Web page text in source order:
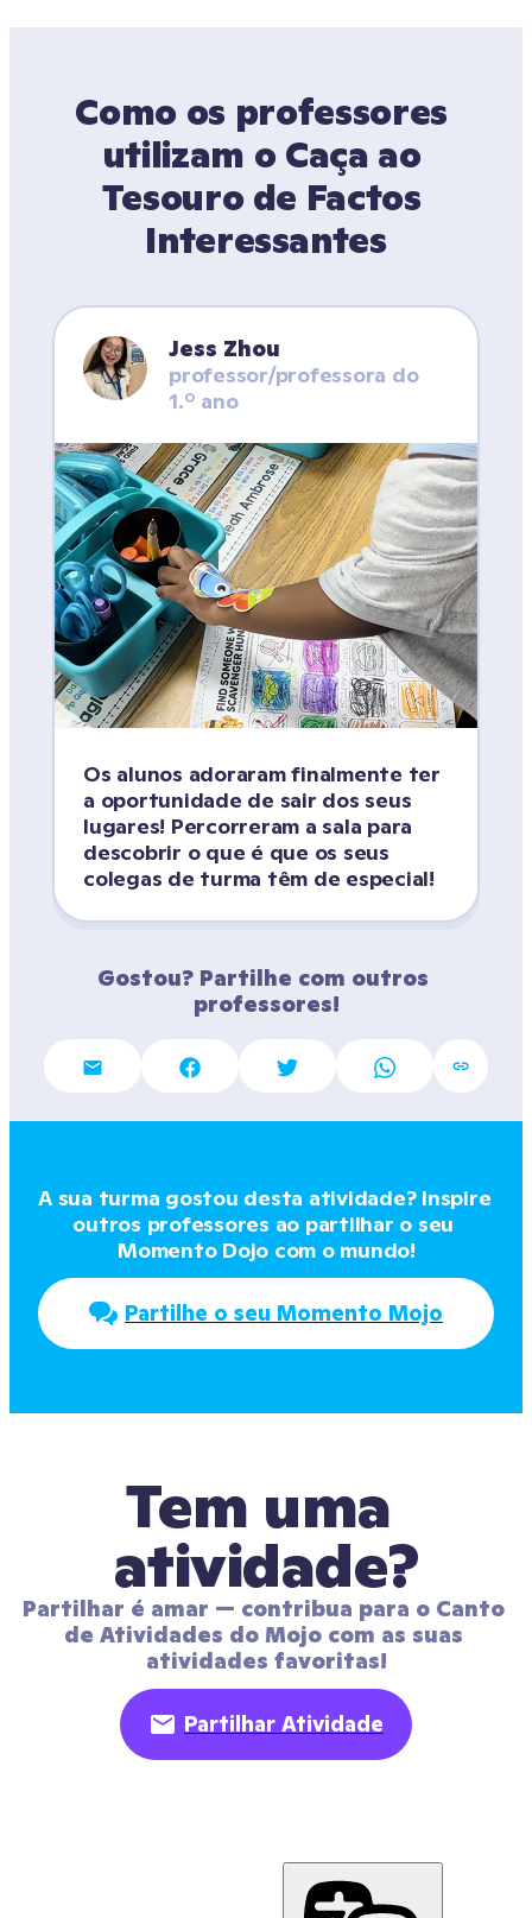
Como os professores
utilizam o Caça ao
Tesouro de Factos
Interessantes
Jess Zhou
professor/professora do
1.º ano
Os alunos adoraram finalmente ter
a oportunidade de sair dos seus
lugares! Percorreram a sala para
descobrir o que é que os seus
colegas de turma têm de especial!
Gostou? Partilhe com outros
professores!
A sua turma gostou desta atividade? Inspire
outros professores ao partilhar o seu
Momento Dojo com o mundo!
Partilhe o seu Momento Mojo
Tem uma
atividade?
Partilhar é amar — contribua para o Canto
de Atividades do Mojo com as suas
atividades favoritas!
Partilhar Atividade